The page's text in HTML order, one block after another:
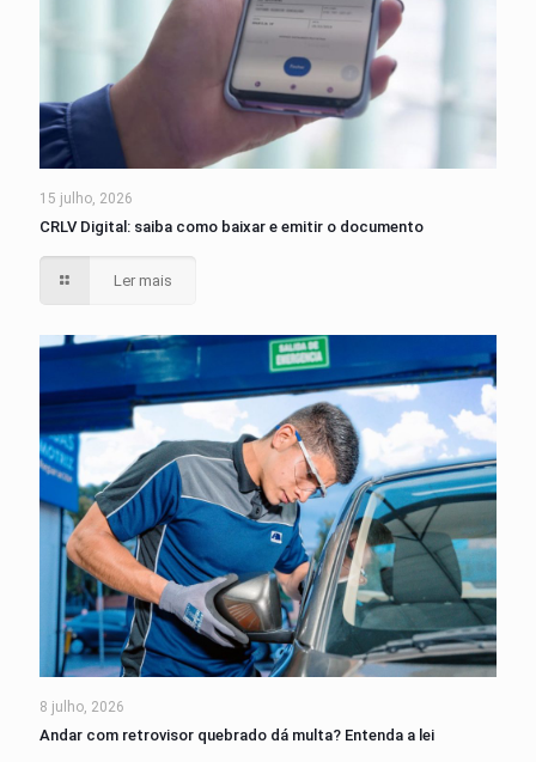
15 julho, 2026
CRLV Digital: saiba como baixar e emitir o documento
Ler mais
8 julho, 2026
Andar com retrovisor quebrado dá multa? Entenda a lei